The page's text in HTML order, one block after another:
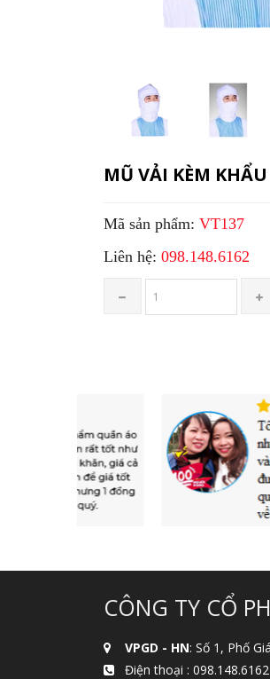
MŨ VẢI KÈM
Mã sản phẩm: VT137
Liên hệ: 098.148.6162
CÔNG TY CỔ
VPGD - HN: Số 1, Phố
Điện thoại : 098.148.6162